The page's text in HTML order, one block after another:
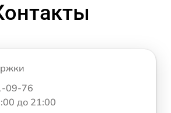
09-76
до 21:00